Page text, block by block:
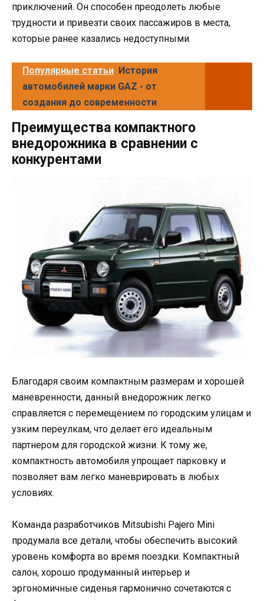
приключений. Он способен преодолеть любые
трудности и привезти своих пассажиров в места,
которые ранее казались недоступными.
Популярные статьи История
автомобилей марки GAZ - от
создания до современности
Преимущества компактного
внедорожника в сравнении с
конкурентами
Благодаря своим компактным размерам и хорошей
маневренности, данный внедорожник легко
справляется с перемещением по городским улицам и
узким переулкам, что делает его идеальным
партнером для городской жизни. К тому же,
компактность автомобиля упрощает парковку и
позволяет вам легко маневрировать в любых
условиях.
Команда разработчиков Mitsubishi Pajero Mini
продумала все детали, чтобы обеспечить высокий
уровень комфорта во время поездки. Компактный
салон, хорошо продуманный интерьер и
эргономичные сиденья гармонично сочетаются с